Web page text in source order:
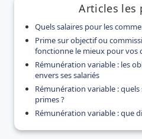
Articles les
Quels salaires pour les
Prime sur objectif ou
fonctionne le mieux pour vos
Rémunération variable : les
envers ses salariés
Rémunération variable :
primes ?
Rémunération variable : que